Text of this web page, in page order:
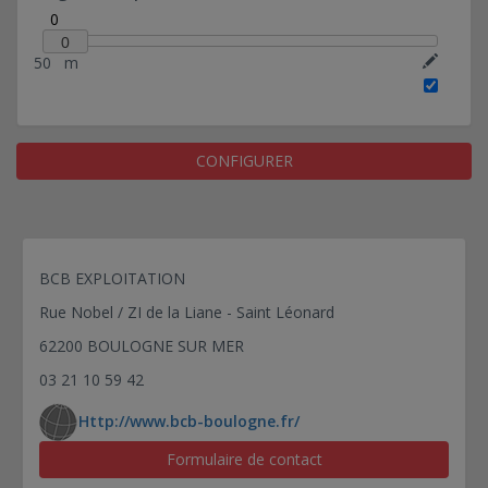
Plancher ép. 25 (7+18) - Resistance au feu :
Prédalles BP - ép 10 cm
0
0
50 m
CONFIGURER
BCB EXPLOITATION
Rue Nobel / ZI de la Liane - Saint Léonard
62200 BOULOGNE SUR MER
03 21 10 59 42
Http://www.bcb-boulogne.fr/
Formulaire de contact